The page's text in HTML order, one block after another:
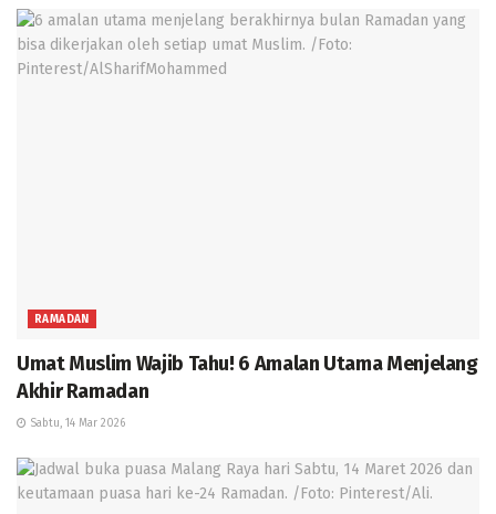
RAMADAN
Umat Muslim Wajib Tahu! 6 Amalan Utama Menjelang
Akhir Ramadan
Sabtu, 14 Mar 2026